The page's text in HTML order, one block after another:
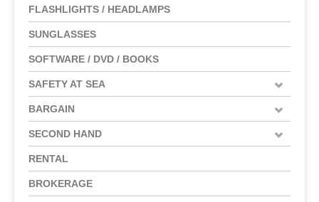
FLASHLIGHTS / HEADLAMPS
SUNGLASSES
SOFTWARE / DVD / BOOKS
SAFETY AT SEA
BARGAIN
SECOND HAND
RENTAL
BROKERAGE